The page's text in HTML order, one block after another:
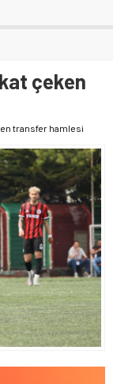
çeken
transfer hamlesi